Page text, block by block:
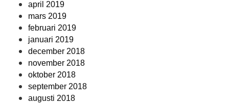
april 2019
mars 2019
februari 2019
januari 2019
december 2018
november 2018
oktober 2018
september 2018
augusti 2018